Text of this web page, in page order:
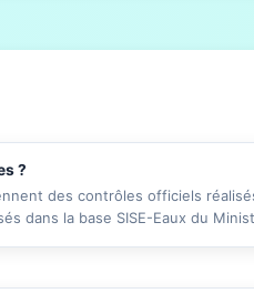
?
des contrôles officiels
dans la base SISE-Eaux du